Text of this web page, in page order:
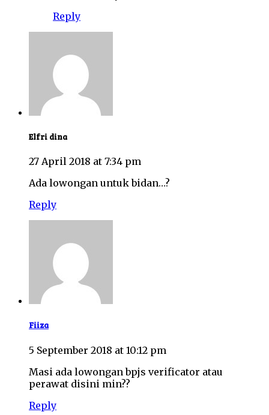
Reply
Elfri dina
27 April 2018 at 7:34 pm
Ada lowongan untuk bidan…?
Reply
Fiiza
5 September 2018 at 10:12 pm
Masi ada lowongan bpjs verificator atau
perawat disini min??
Reply